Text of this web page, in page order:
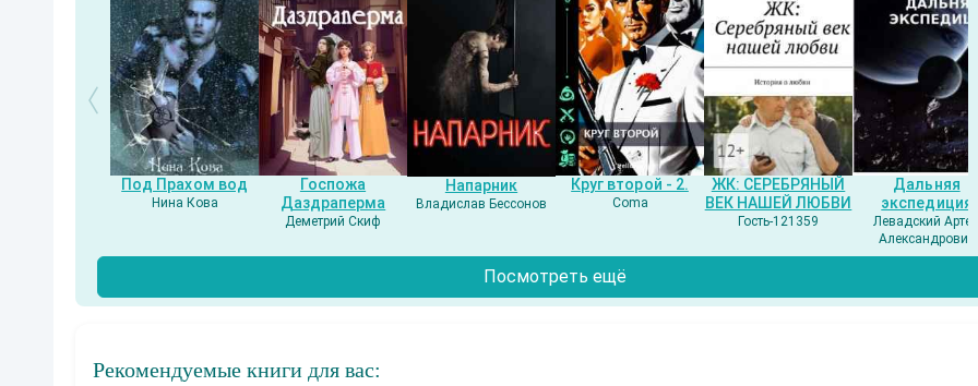
Под Прахом вод
Нина Кова
Госпожа
Даздраперма
Деметрий Скиф
Напарник
Владислав Бессонов
Круг второй - 2.
Coma
ЖК: СЕРЕБРЯНЫЙ
ВЕК НАШЕЙ ЛЮБВИ
Гость-121359
Дальняя
экспедиция
Левадский Артем
Александрович
Посмотреть ещё
Рекомендуемые книги для вас: